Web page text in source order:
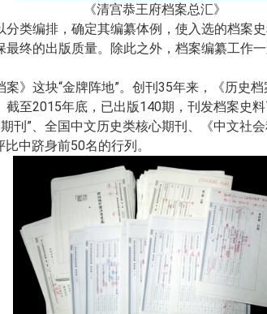
《清宫恭王府档案总汇》
类编排，确定其编纂体例，使入选的档案
终的出版质量。除此之外，档案编纂工作
》这块“金牌阵地”。创刊35年来，《历史
至2015年底，已出版140期，刊发档案史
刊”、全国中文历史类核心期刊、《中文社
中跻身前50名的行列。